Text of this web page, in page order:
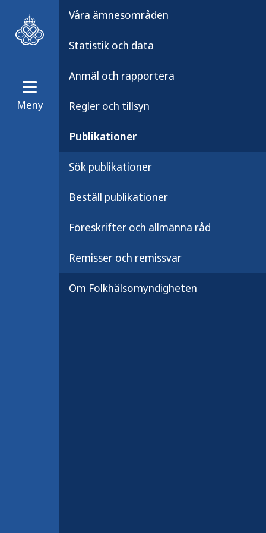
Meny
Våra ämnesområden
Statistik och data
Anmäl och rapportera
Regler och tillsyn
Publikationer
Sök publikationer
Beställ publikationer
Föreskrifter och allmänna råd
Remisser och remissvar
Om Folkhälsomyndigheten
Publikationer
Till dig som ska
kikhosta
Ett faktablad på arabiska till
vaccination mot difteri, stelkramp
vaccinationsprogrammet. Dessa
kan vara allvarliga. Att vaccinera
Till dig som ska
Via länken finns även faktabladet